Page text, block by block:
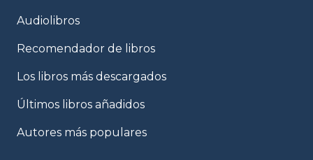
Audiolibros
Recomendador de libros
Los libros más descargados
Últimos libros añadidos
Autores más populares